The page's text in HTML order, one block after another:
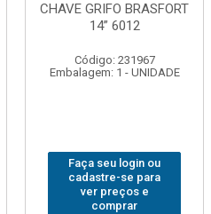
ADAPTADOR PARA
SOQUETE WAFT
Código: 235563
Embalagem: 1 - UNIDADE
Faça seu login ou
cadastre-se para
ver preços e
comprar